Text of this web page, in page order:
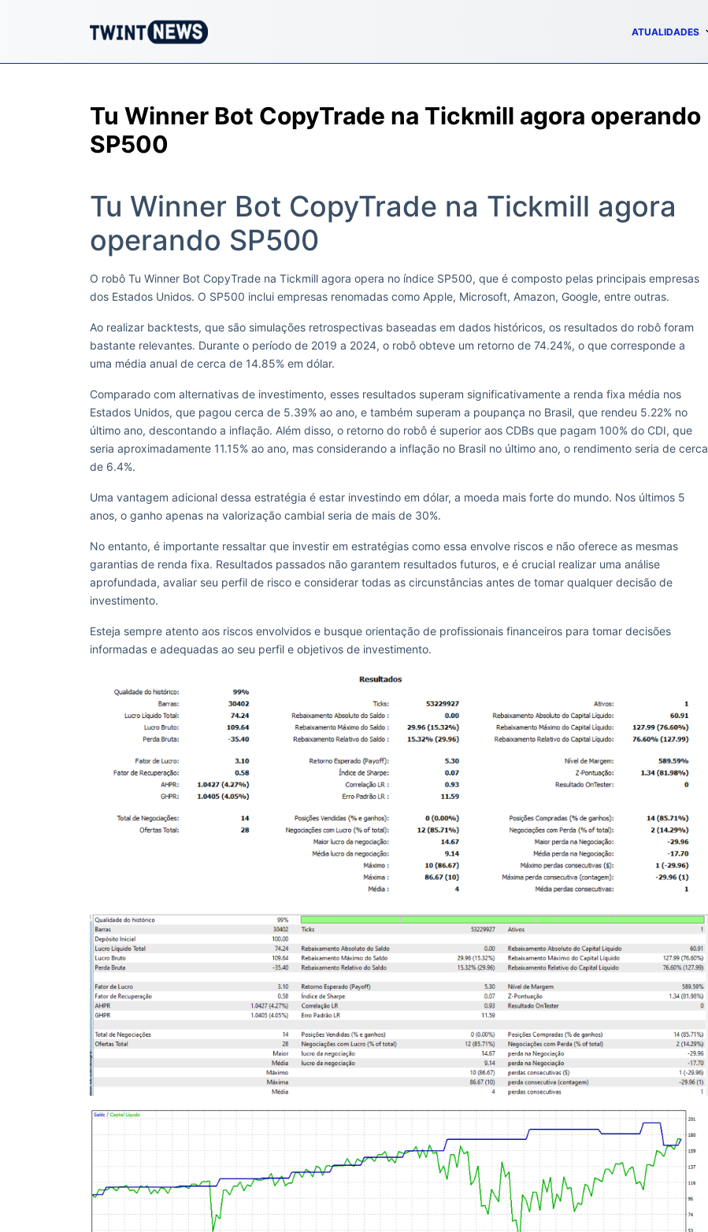
ATUALIDADES
Tu Winner Bot CopyTrade na Tickmill agora operando
SP500
Tu Winner Bot CopyTrade na Tickmill agora
operando SP500
O robô Tu Winner Bot CopyTrade na Tickmill agora opera no índice SP500, que é composto pelas principais empresas
dos Estados Unidos. O SP500 inclui empresas renomadas como Apple, Microsoft, Amazon, Google, entre outras.
Ao realizar backtests, que são simulações retrospectivas baseadas em dados históricos, os resultados do robô foram
bastante relevantes. Durante o período de 2019 a 2024, o robô obteve um retorno de 74.24%, o que corresponde a
uma média anual de cerca de 14.85% em dólar.
Comparado com alternativas de investimento, esses resultados superam significativamente a renda fixa média nos
Estados Unidos, que pagou cerca de 5.39% ao ano, e também superam a poupança no Brasil, que rendeu 5.22% no
último ano, descontando a inflação. Além disso, o retorno do robô é superior aos CDBs que pagam 100% do CDI, que
seria aproximadamente 11.15% ao ano, mas considerando a inflação no Brasil no último ano, o rendimento seria de cerca
de 6.4%.
Uma vantagem adicional dessa estratégia é estar investindo em dólar, a moeda mais forte do mundo. Nos últimos 5
anos, o ganho apenas na valorização cambial seria de mais de 30%.
No entanto, é importante ressaltar que investir em estratégias como essa envolve riscos e não oferece as mesmas
garantias de renda fixa. Resultados passados não garantem resultados futuros, e é crucial realizar uma análise
aprofundada, avaliar seu perfil de risco e considerar todas as circunstâncias antes de tomar qualquer decisão de
investimento.
Esteja sempre atento aos riscos envolvidos e busque orientação de profissionais financeiros para tomar decisões
informadas e adequadas ao seu perfil e objetivos de investimento.